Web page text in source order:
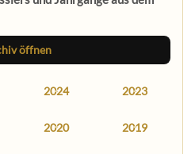
öffnen
2024 2023
2020 2019